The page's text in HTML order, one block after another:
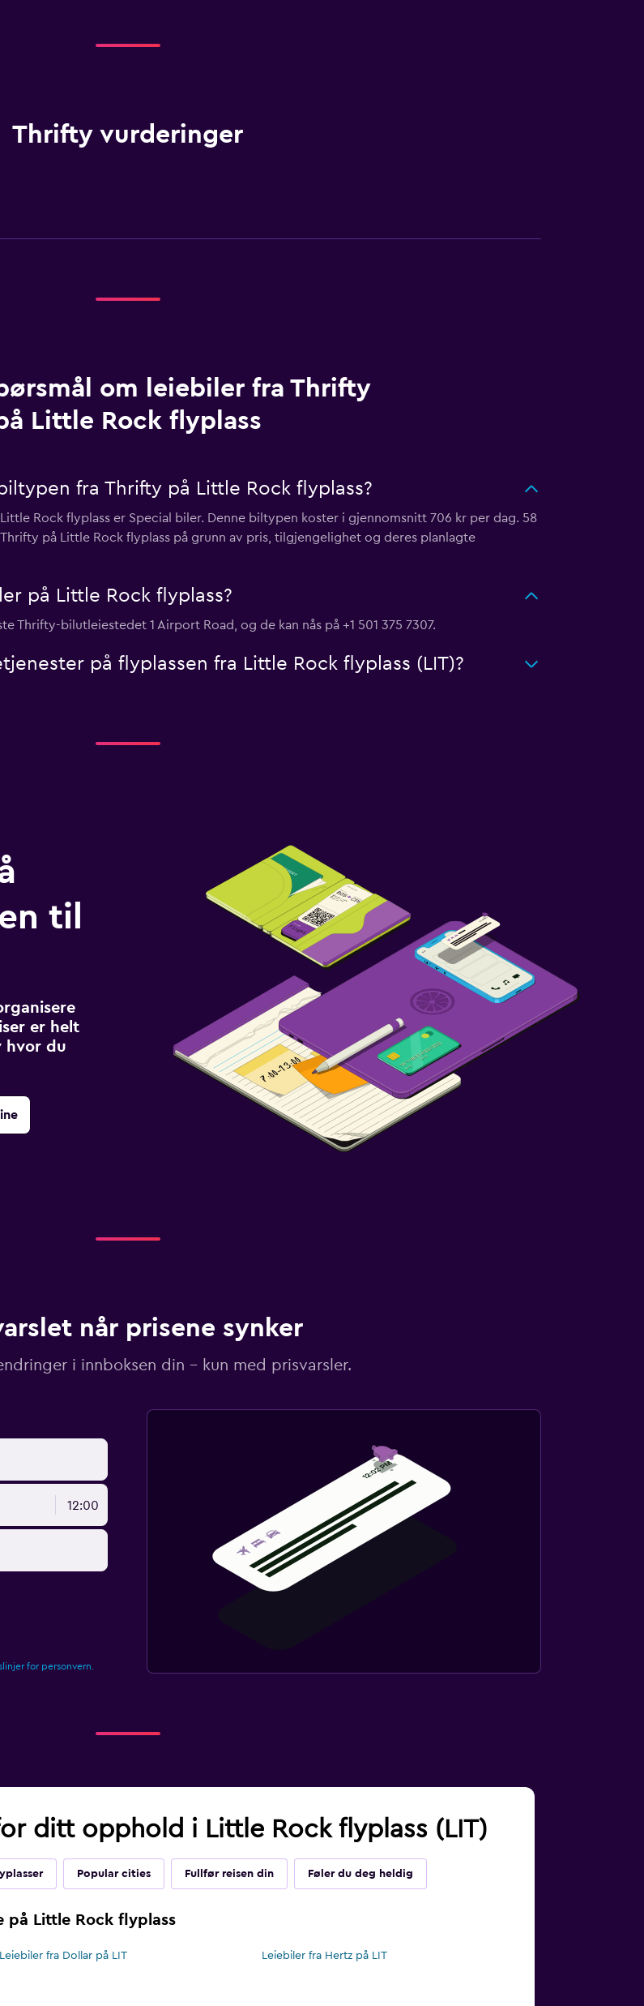
Thrifty vurderinger
om leiebiler fra Thrifty
Little Rock flyplass
fra Thrifty på Little Rock flyplass?
Rock flyplass er Special biler. Denne biltypen koster i gjennomsnitt 706 kr per dag. 58
på Little Rock flyplass på grunn av pris, tilgjengelighet og deres planlagte
på Little Rock flyplass?
Thrifty-bilutleiestedet 1 Airport Road, og de kan nås på +1 501 375 7307.
på flyplassen fra Little Rock flyplass (LIT)?
til
er helt
hvor du
når prisene synker
i innboksen din – kun med prisvarsler.
12:00
for personvern.
ditt opphold i Little Rock flyplass (LIT)
Popular cities Fullfør reisen din Føler du deg heldig
på Little Rock flyplass
Leiebiler fra Dollar på LIT
Leiebiler fra Hertz på LIT